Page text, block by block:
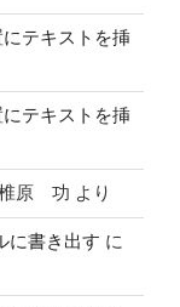
テキストを挿
テキストを挿
原 功 より
に書き出す に